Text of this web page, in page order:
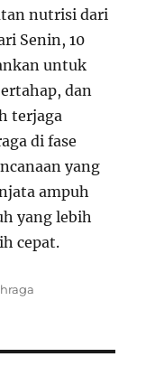
nutrisi dari
Senin, 10
untuk
dan
terjaga
di fase
yang
ampuh
yang lebih
cepat.